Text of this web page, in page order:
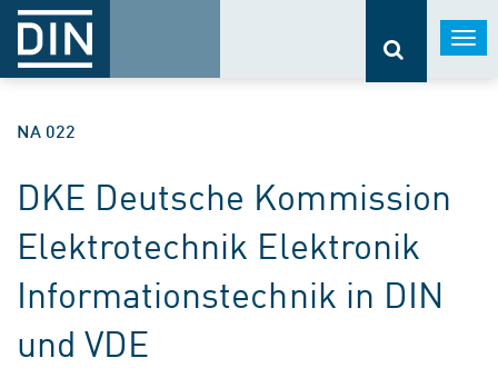
NA 022
DKE Deutsche Kommission
Elektrotechnik Elektronik
Informationstechnik in DIN
und VDE